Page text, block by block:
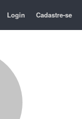
Login Cadastre-se